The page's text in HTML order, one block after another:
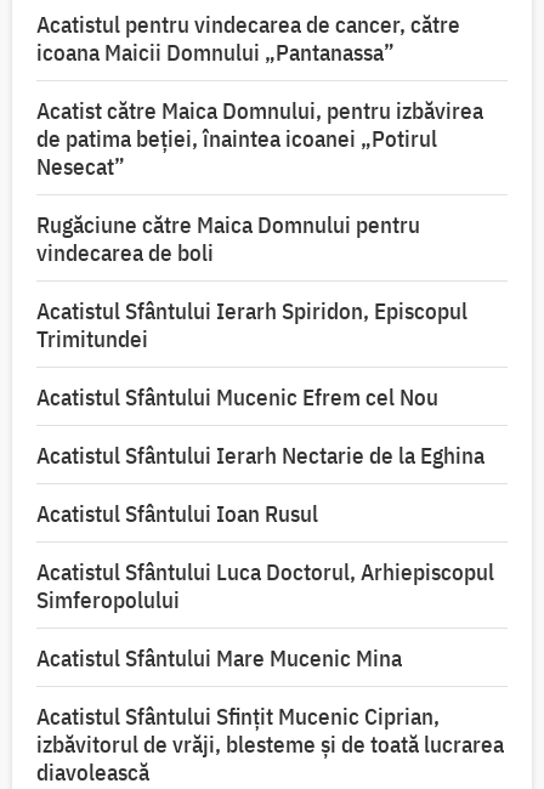
Acatistul pentru vindecarea de cancer, către
icoana Maicii Domnului „Pantanassa”
Acatist către Maica Domnului, pentru izbăvirea
de patima beției, înaintea icoanei „Potirul
Nesecat”
Rugăciune către Maica Domnului pentru
vindecarea de boli
Acatistul Sfântului Ierarh Spiridon, Episcopul
Trimitundei
Acatistul Sfântului Mucenic Efrem cel Nou
Acatistul Sfântului Ierarh Nectarie de la Eghina
Acatistul Sfântului Ioan Rusul
Acatistul Sfântului Luca Doctorul, Arhiepiscopul
Simferopolului
Acatistul Sfântului Mare Mucenic Mina
Acatistul Sfântului Sfințit Mucenic Ciprian,
izbăvitorul de vrăji, blesteme și de toată lucrarea
diavolească